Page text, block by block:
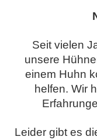
Seit vielen
unsere
einem Huhn
helfen. Wir
Leider gibt es